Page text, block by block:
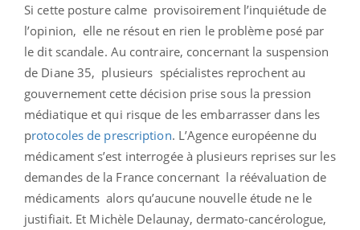
Si cette posture calme provisoirement l’inquiétude de
l’opinion, elle ne résout en rien le problème posé par
le dit scandale. Au contraire, concernant la suspension
de Diane 35, plusieurs spécialistes reprochent au
gouvernement cette décision prise sous la pression
médiatique et qui risque de les embarrasser dans les
protocoles de prescription. L’Agence européenne du
médicament s’est interrogée à plusieurs reprises sur les
demandes de la France concernant la réévaluation de
médicaments alors qu’aucune nouvelle étude ne le
justifiait. Et Michèle Delaunay, dermato-cancérologue,